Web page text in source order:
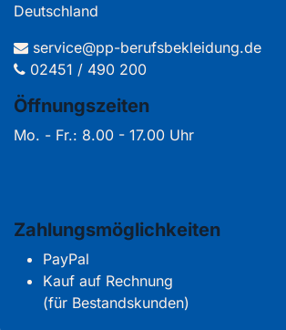
Deutschland
service@pp-berufsbekleidung.de
02451 / 490 200
Öffnungszeiten
Mo. - Fr.: 8.00 - 17.00 Uhr
Zahlungsmöglichkeiten
PayPal
Kauf auf Rechnung
(für Bestandskunden)